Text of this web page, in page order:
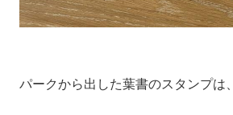
パークから出した葉書のスタンプは、